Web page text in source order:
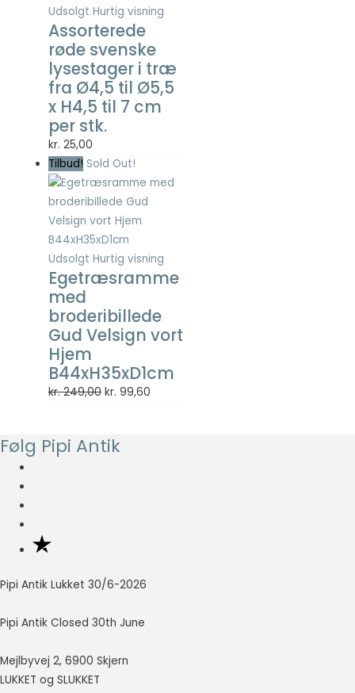
Udsolgt Hurtig visning
Assorterede
røde svenske
lysestager i træ
fra Ø4,5 til Ø5,5
x H4,5 til 7 cm
per stk.
kr. 25,00
Tilbud! Sold Out!
Udsolgt Hurtig visning
Egetræsramme
med
broderibillede
Gud Velsign vort
Hjem
B44xH35xD1cm
kr.249,00 Den
var:
kr. 99,60
Følg Pipi Antik
Pipi Antik Lukket 30/6-2026
Pipi Antik Closed 30th June
Mejlbyvej 2, 6900 Skjern
LUKKET og SLUKKET
Statistisk
cookies
hjælper
webstedsejere
med at forstå,
hvordan de
besøgende
hjemmesider
ved at
indsamle og
rapportere
oplysninger
Oplevelse
For at vores
hjemmeside
skal fungere
så godt som
muligt under
dit besøg.
Hvis du
forsvinder en
del
Marketing
cookies
spore
på tværs af
websites.
Hensigten er